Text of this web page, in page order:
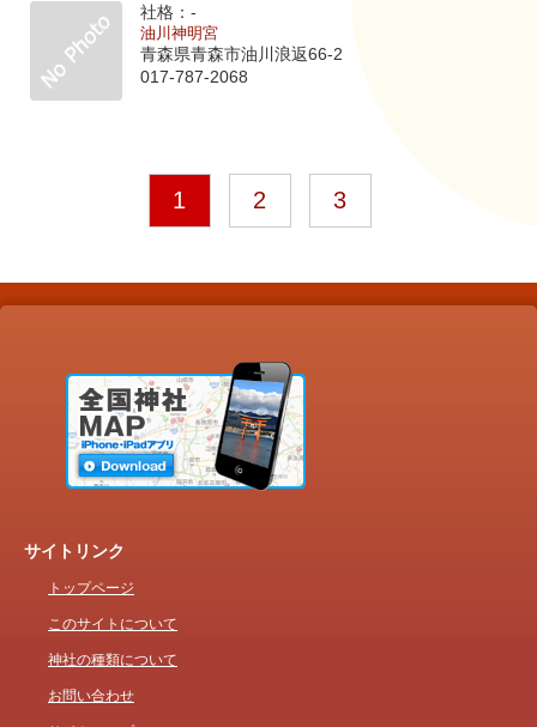
社格：-
油川神明宮
青森県青森市油川浪返66-2
017-787-2068
1 2 3
サイトリンク
トップページ
このサイトについて
神社の種類について
お問い合わせ